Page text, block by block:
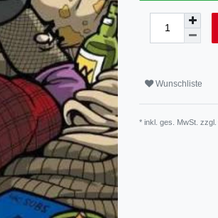
Wunschliste
* inkl. ges. MwSt. zzgl.